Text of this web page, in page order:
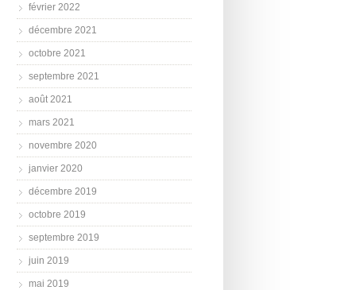
février 2022
décembre 2021
octobre 2021
septembre 2021
août 2021
mars 2021
novembre 2020
janvier 2020
décembre 2019
octobre 2019
septembre 2019
juin 2019
mai 2019